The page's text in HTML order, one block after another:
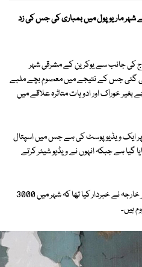
شہر ماریوپول میں بمباری کی جس کی زد
کی جانب سے یوکرین کے مشرقی شہر
کی گئی جس کے نتیجے میں معصوم بچے ملبے
3 ہزار سے زائد بچے بغیر خوراک اور ادویات متاثرہ علاقے میں
پر ایک ویڈیو پوسٹ کی ہے جس میں اسپتال
ہے جبکہ انہوں نے ویڈیو شیئر کرتے
حملےسے کچھ گھنٹے قبل یوکرینی وزیر خارجہ نے خبردار کیا تھا کہ شہر میں 3000
ہیں۔